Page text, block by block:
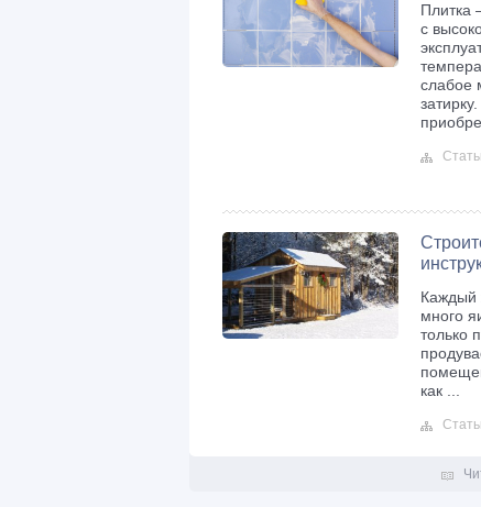
Плитка
с
слабое
Каждый
много
только
как ...